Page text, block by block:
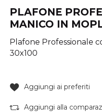
PLAFONE
MANICO IN
Plafone Professionale
30x100
Aggiungi ai preferiti
Aggiungi alla